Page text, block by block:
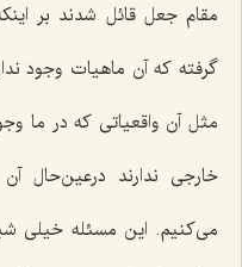
مقام جعل قائل شدند بر
گرفته که آن ماهیات وجود
مثل آن واقعیاتی که در ما
خارجی ندارند درعین‌حال
می‌کنیم. این مسئله خیلی